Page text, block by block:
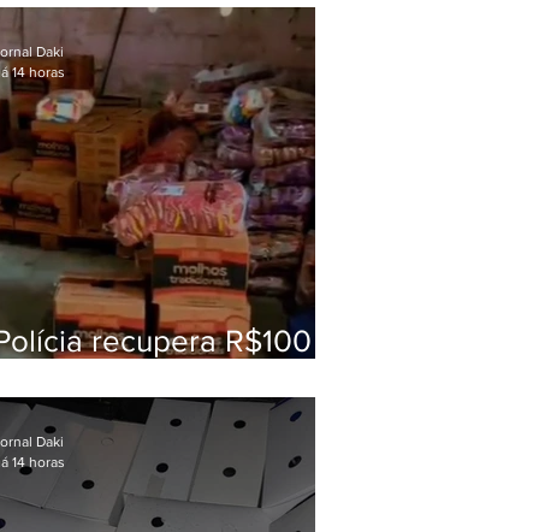
da educação
recupera R$100
Fluminense
Daki
14 horas
Daki
14 horas